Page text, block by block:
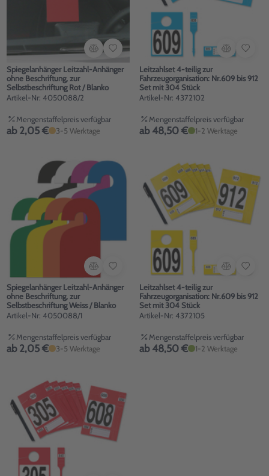
Spiegelanhänger Leitzahl-Anhänger
ohne Beschriftung, zur
Selbstbeschriftung Rot / Blanko
Artikel-Nr: 4050088/2
Mengenstaffelpreis verfügbar
ab 2,05 € 3-5 Werktage
Leitzahlset 4-teilig zur
Fahrzeugorganisation: Nr.609 bis 912
Set mit 304 Stück
Artikel-Nr: 4372102
Mengenstaffelpreis verfügbar
ab 48,50 € 1-2 Werktage
Spiegelanhänger Leitzahl-Anhänger
ohne Beschriftung, zur
Selbstbeschriftung Weiss / Blanko
Artikel-Nr: 4050088/1
Mengenstaffelpreis verfügbar
ab 2,05 € 3-5 Werktage
Leitzahlset 4-teilig zur
Fahrzeugorganisation: Nr.609 bis 912
Set mit 304 Stück
Artikel-Nr: 4372105
Mengenstaffelpreis verfügbar
ab 48,50 € 1-2 Werktage